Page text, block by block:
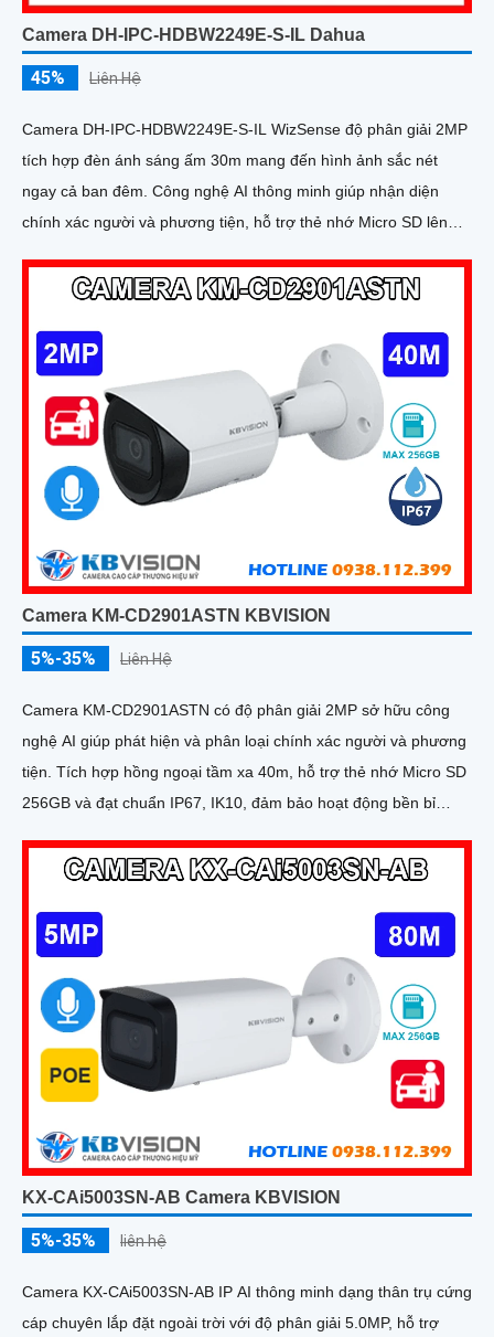
Camera DH-IPC-HDBW2249E-S-IL Dahua
45% Liên Hệ
Camera DH-IPC-HDBW2249E-S-IL WizSense độ phân giải 2MP
tích hợp đèn ánh sáng ấm 30m mang đến hình ảnh sắc nét
ngay cả ban đêm. Công nghệ AI thông minh giúp nhận diện
chính xác người và phương tiện, hỗ trợ thẻ nhớ Micro SD lên
Camera KM-CD2901ASTN KBVISION
5%-35% Liên Hệ
Camera KM-CD2901ASTN có độ phân giải 2MP sở hữu công
nghệ AI giúp phát hiện và phân loại chính xác người và phương
tiện. Tích hợp hồng ngoại tầm xa 40m, hỗ trợ thẻ nhớ Micro SD
256GB và đạt chuẩn IP67, IK10, đảm bảo hoạt động bền bỉ
KX-CAi5003SN-AB Camera KBVISION
5%-35% liên hệ
Camera KX-CAi5003SN-AB IP AI thông minh dạng thân trụ cứng
cáp chuyên lắp đặt ngoài trời với độ phân giải 5.0MP, hỗ trợ